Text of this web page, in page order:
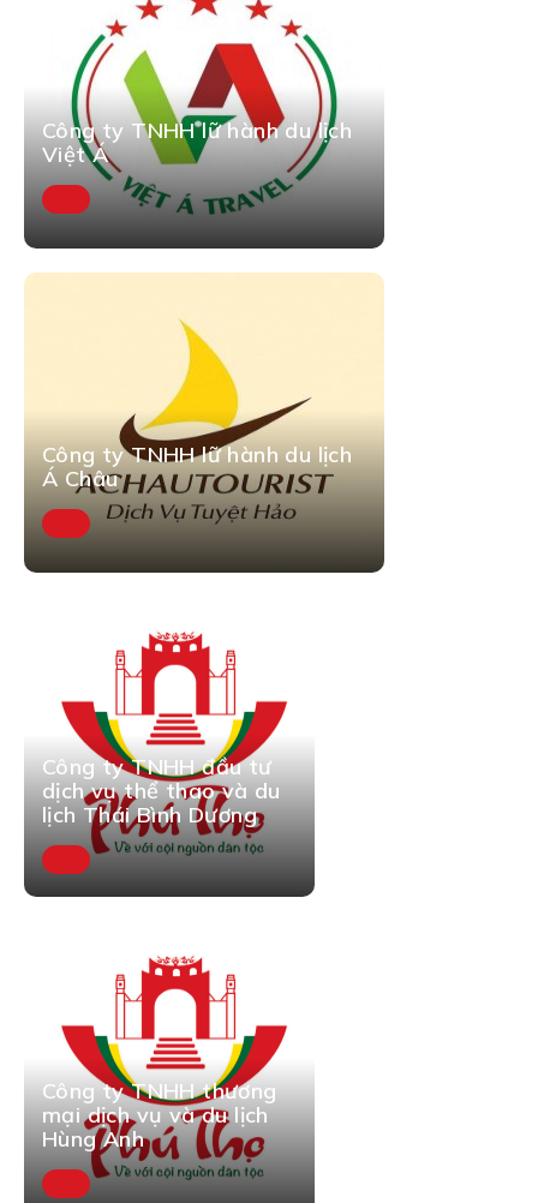
Công ty TNHH lữ hành du lịch
Việt Á
Công ty TNHH lữ hành du lịch
Á Châu
Công ty TNHH đầu tư
dịch vụ thể thao và du
lịch Thái Bình Dương
Công ty TNHH thương
mại dịch vụ và du lịch
Hùng Anh